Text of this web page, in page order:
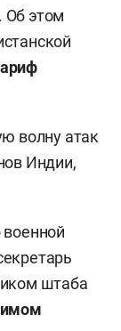
Об этом
волну атак
Индии,
штаба